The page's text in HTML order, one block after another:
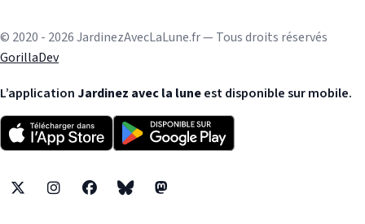
© 2020 - 2026 JardinezAvecLaLune.fr — Tous droits réservés
GorillaDev
L’application Jardinez avec la luneest disponible sur mobile.
X InstagramFacebookBlueskyMastodon